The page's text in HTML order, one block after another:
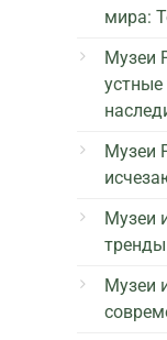
мира:
Музеи
Музеи
Музеи
Музеи